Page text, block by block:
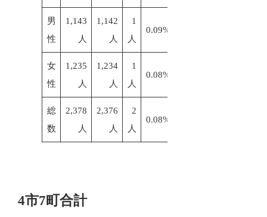
男
性
1,143
人
1,142
人
1
人
0.09%
女
性
1,235
人
1,234
人
1
人
0.08%
総
数
2,378
人
2,376
人
2
人
0.08%
4市7町合計